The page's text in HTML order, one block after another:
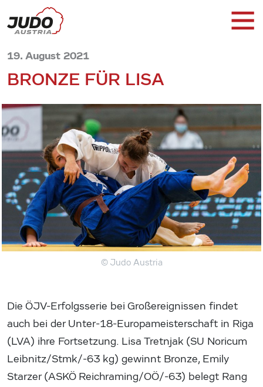
19. August 2021
BRONZE FÜR LISA
© Judo Austria
Die ÖJV-Erfolgsserie bei Großereignissen findet
auch bei der Unter-18-Europameisterschaft in Riga
(LVA) ihre Fortsetzung. Lisa Tretnjak (SU Noricum
Leibnitz/Stmk/-63 kg) gewinnt Bronze, Emily
Starzer (ASKÖ Reichraming/OÖ/-63) belegt Rang